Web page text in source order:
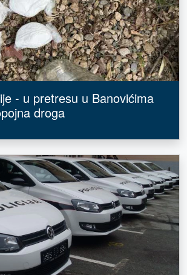
- u pretresu u Banovićima
droga